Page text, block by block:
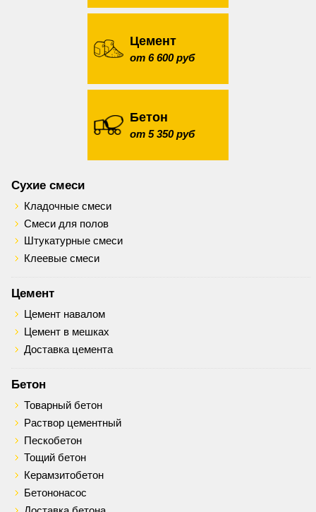
Цемент
от 6 600 руб
Бетон
от 5 350 руб
Сухие смеси
Кладочные смеси
Смеси для полов
Штукатурные смеси
Клеевые смеси
Цемент
Цемент навалом
Цемент в мешках
Доставка цемента
Бетон
Товарный бетон
Раствор цементный
Пескобетон
Тощий бетон
Керамзитобетон
Бетононасос